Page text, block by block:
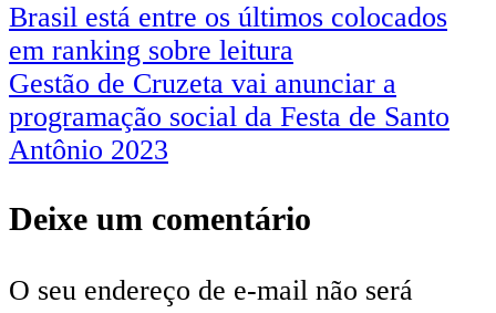
Brasil está entre os últimos colocados
em ranking sobre leitura
Gestão de Cruzeta vai anunciar a
programação social da Festa de Santo
Antônio 2023
Deixe um comentário
O seu endereço de e-mail não será